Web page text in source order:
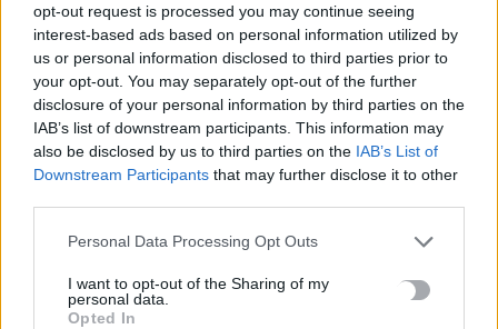
opt-out request is processed you may continue seeing
interest-based ads based on personal information utilized by
us or personal information disclosed to third parties prior to
your opt-out. You may separately opt-out of the further
disclosure of your personal information by third parties on the
IAB’s list of downstream participants. This information may
also be disclosed by us to third parties on the IAB’s List of
Downstream Participants that may further disclose it to other
Personal Data Processing Opt Outs
I want to opt-out of the Sharing of my
personal data.
Opted In
Κουνούπια: Σε εξέλιξη το πρόγραμμα καταπολέμησης στην
Κρήτη – Πώς μπορούν να ενημερώνονται και να συμμετέχουν
οι πολίτες
7 Αυγούστου, 2026
Marfin: Στην Ευελπίδων η 46χρονη που κατηγορείται για τον
φονικό εμπρησμό
7 Αυγούστου, 2026
πατρίδας μας με νέο αναπτυξιακό καθεστώς για την Άμυνα
7 Αυγούστου, 2026